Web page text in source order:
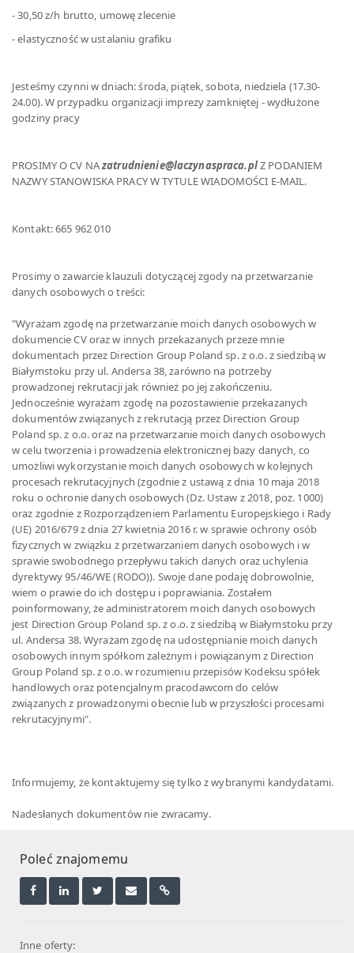
- 30,50 z/h brutto, umowę zlecenie
- elastyczność w ustalaniu grafiku
Jesteśmy czynni w dniach: środa, piątek, sobota, niedziela (17.30-
24.00). W przypadku organizacji imprezy zamkniętej - wydłużone
godziny pracy
PROSIMY O CV NAzatrudnienie@laczynaspraca.plZ PODANIEM
NAZWY STANOWISKA PRACY W TYTULE WIADOMOŚCI E-MAIL.
Kontakt: 665 962 010
Prosimy o zawarcie klauzuli dotyczącej zgody na przetwarzanie
danych osobowych o treści:
"Wyrażam zgodę na przetwarzanie moich danych osobowych w
dokumencie CV oraz w innych przekazanych przeze mnie
dokumentach przez Direction Group Poland sp. z o.o. z siedzibą w
Białymstoku przy ul. Andersa 38, zarówno na potrzeby
prowadzonej rekrutacji jak również po jej zakończeniu.
Jednocześnie wyrażam zgodę na pozostawienie przekazanych
dokumentów związanych z rekrutacją przez Direction Group
Poland sp. z o.o. oraz na przetwarzanie moich danych osobowych
w celu tworzenia i prowadzenia elektronicznej bazy danych, co
umożliwi wykorzystanie moich danych osobowych w kolejnych
procesach rekrutacyjnych (zgodnie z ustawą z dnia 10 maja 2018
roku o ochronie danych osobowych (Dz. Ustaw z 2018, poz. 1000)
oraz zgodnie z Rozporządzeniem Parlamentu Europejskiego i Rady
(UE) 2016/679 z dnia 27 kwietnia 2016 r. w sprawie ochrony osób
fizycznych w związku z przetwarzaniem danych osobowych i w
sprawie swobodnego przepływu takich danych oraz uchylenia
dyrektywy 95/46/WE (RODO)). Swoje dane podaję dobrowolnie,
wiem o prawie do ich dostępu i poprawiania. Zostałem
poinformowany, że administratorem moich danych osobowych
jest Direction Group Poland sp. z o.o. z siedzibą w Białymstoku przy
ul. Andersa 38. Wyrażam zgodę na udostępnianie moich danych
osobowych innym spółkom zależnym i powiązanym z Direction
Group Poland sp. z o.o. w rozumieniu przepisów Kodeksu spółek
handlowych oraz potencjalnym pracodawcom do celów
związanych z prowadzonymi obecnie lub w przyszłości procesami
rekrutacyjnymi".
Informujemy, że kontaktujemy się tylko z wybranymi kandydatami.
Nadesłanych dokumentów nie zwracamy.
Poleć znajomemu
Inne oferty: